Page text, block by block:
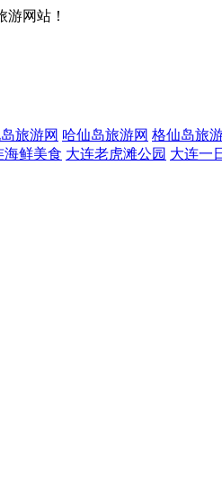
网站！
旅游网 哈仙岛旅游网 格仙岛旅
海鲜美食 大连老虎滩公园 大连一